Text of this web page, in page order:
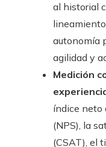
al historial
autonomía
agilidad y
Medición
índice neto
(NPS), la
(CSAT), el